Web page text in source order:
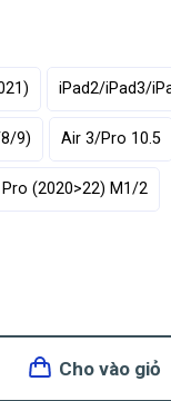
iPad2/iPad3/
9) Air 3/Pro 10.5
(2020>22) M1/2
Cho vào giỏ